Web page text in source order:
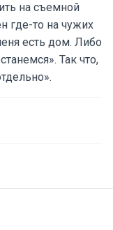
на съемной
где-то на чужих
есть дом. Либо
Так что,